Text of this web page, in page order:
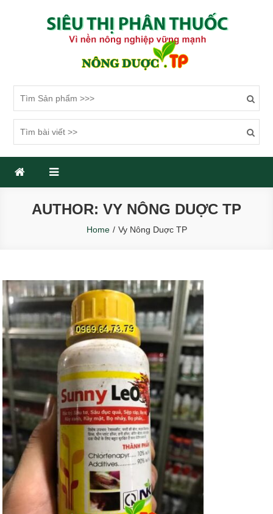
SIÊU THỊ PHÂN THUỐC
AUTHOR: VY NÔNG DUỢC TP
Home Vy Nông Duợc TP